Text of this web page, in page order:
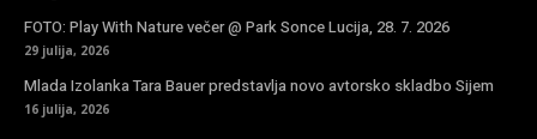
FOTO: Play With Nature večer @ Park Sonce Lucija, 28. 7. 2026
29 julija, 2026
Mlada Izolanka Tara Bauer predstavlja novo avtorsko skladbo Sijem
16 julija, 2026